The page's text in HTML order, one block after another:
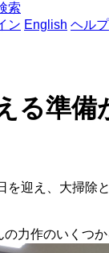
索
ン English ヘルプ
る準備
を迎え、大掃除
力作のいくつか